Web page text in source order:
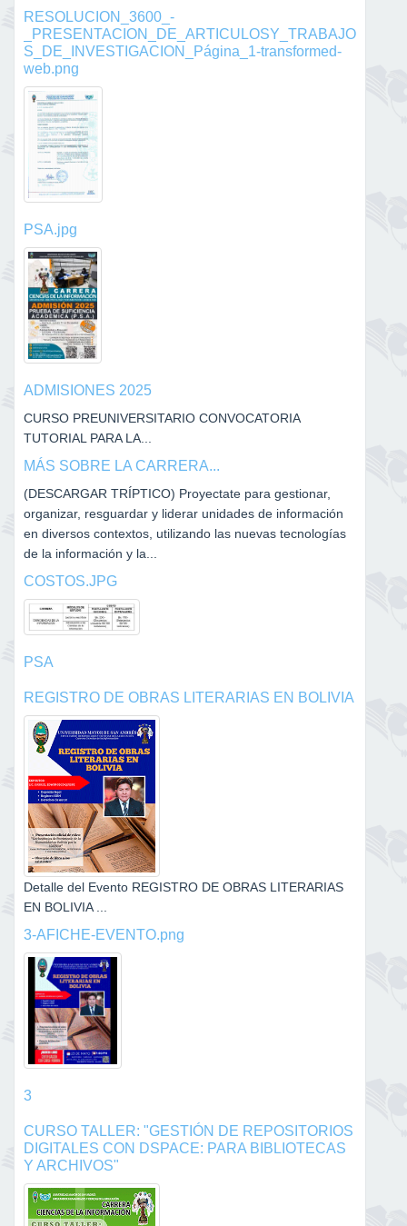
RESOLUCION_3600_-
_PRESENTACION_DE_ARTICULOSY_TRABAJO
S_DE_INVESTIGACION_Página_1-transformed-
web.png
PSA.jpg
ADMISIONES 2025
CURSO PREUNIVERSITARIO CONVOCATORIA
TUTORIAL PARA LA...
MÁS SOBRE LA CARRERA...
(DESCARGAR TRÍPTICO) Proyectate para gestionar,
organizar, resguardar y liderar unidades de información
en diversos contextos, utilizando las nuevas tecnologías
de la información y la...
COSTOS.JPG
PSA
REGISTRO DE OBRAS LITERARIAS EN BOLIVIA
Detalle del Evento REGISTRO DE OBRAS LITERARIAS
EN BOLIVIA ...
3-AFICHE-EVENTO.png
3
CURSO TALLER: "GESTIÓN DE REPOSITORIOS
DIGITALES CON DSPACE: PARA BIBLIOTECAS
Y ARCHIVOS"